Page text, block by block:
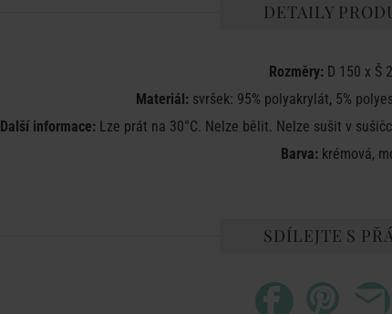
DETAILY
Rozměry:D 150 x Š
Materiál: svršek: 95% polyakrylát, 5%
Další informace:Lze prát na 30°C. Nelze bělit. Nelze sušit v
Barva: krémová,
SDÍLEJTE S